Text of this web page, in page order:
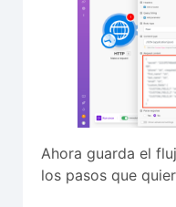
Ahora guarda el
los pasos que